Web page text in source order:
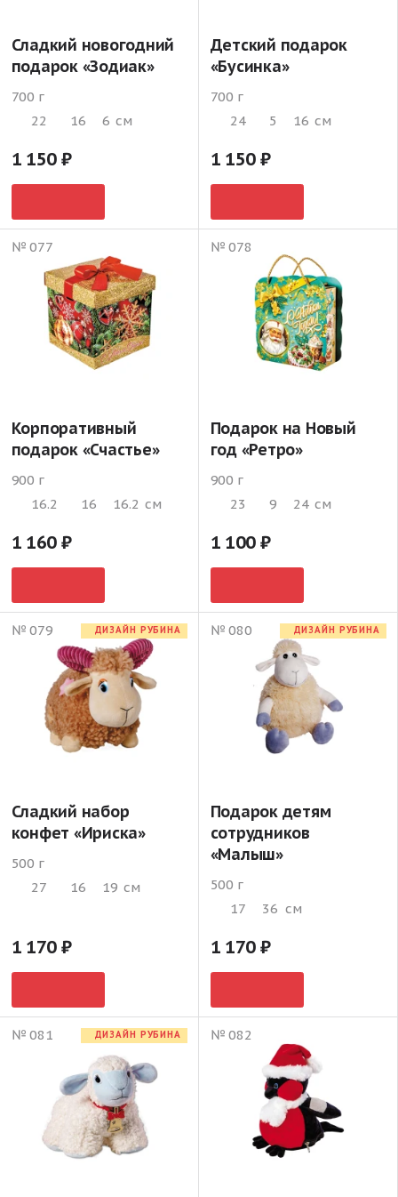
Сладкий новогодний
подарок «Зодиак»
700 г
22
16 6 см
1 150
Детский подарок
«Бусинка»
700 г
24
5 16 см
1 150
№ 077
Корпоративный
подарок «Счастье»
900 г
16.2
16 16.2 см
1 160
№ 078
Подарок на Новый
год «Ретро»
900 г
23
9 24 см
1 100
№ 079 ДИЗАЙН РУБИНА
Сладкий набор
конфет «Ириска»
500 г
27
16 19 см
1 170
№ 080 ДИЗАЙН РУБИНА
Подарок детям
сотрудников
«Малыш»
500 г
17
36 см
1 170
№ 081 ДИЗАЙН РУБИНА № 082